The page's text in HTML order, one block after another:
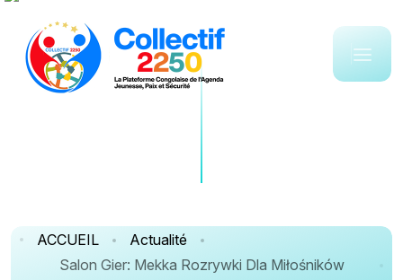
ACCUEIL
Actualité
Salon Gier: Mekka Rozrywki Dla Miłośników